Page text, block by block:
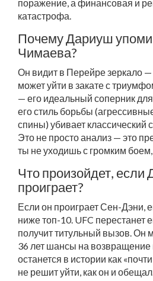
поражение, а финансовая и
катастрофа.
Почему Дариуш
Чимаева?
Он видит в Перейре зеркало
может уйти в закате с
— его идеальный соперник
его стиль борьбы
спины) убивает классический
Это не просто анализ — это
ты не уходишь с громким
Что произойдет, если
проиграет?
Если он проиграет Сен-Дэни,
ниже топ-10. UFC перестанет
получит титульный вызов. Он
36 лет шансы на
останется в истории как
не решит уйти, как он и